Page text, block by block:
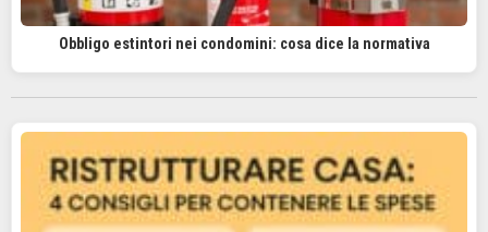
Obbligo estintori nei condomini: cosa dice la normativa